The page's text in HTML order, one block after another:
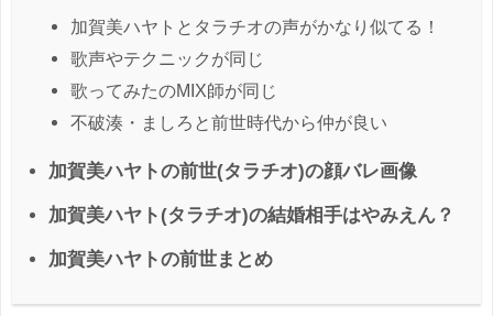
加賀美ハヤトとタラチオの声がかなり似てる！
歌声やテクニックが同じ
歌ってみたのMIX師が同じ
不破湊・ましろと前世時代から仲が良い
加賀美ハヤトの前世(タラチオ)の顔バレ画像
加賀美ハヤト(タラチオ)の結婚相手はやみえん？
加賀美ハヤトの前世まとめ